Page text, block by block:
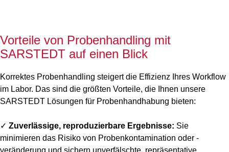
Vorteile von Probenhandling mit
SARSTEDT auf einen Blick
Korrektes Probenhandling steigert die Effizienz Ihres Workflow
im Labor. Das sind die größten Vorteile, die Ihnen unsere
SARSTEDT Lösungen für Probenhandhabung bieten:
✓ Zuverlässige, reproduzierbare Ergebnisse: Sie
minimieren das Risiko von Probenkontamination oder -
veränderung und sichern unverfälschte, repräsentative